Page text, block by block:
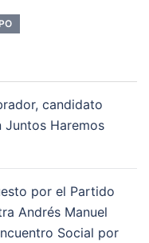
candidato
Haremos
por el Partido
Andrés Manuel
Social por